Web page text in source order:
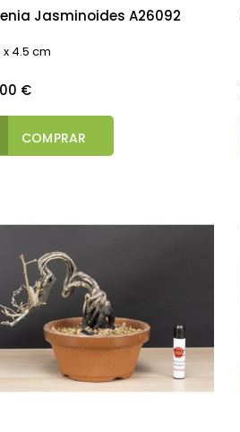
Jasminoides A26092
x 4.5 cm
€
COMPRAR